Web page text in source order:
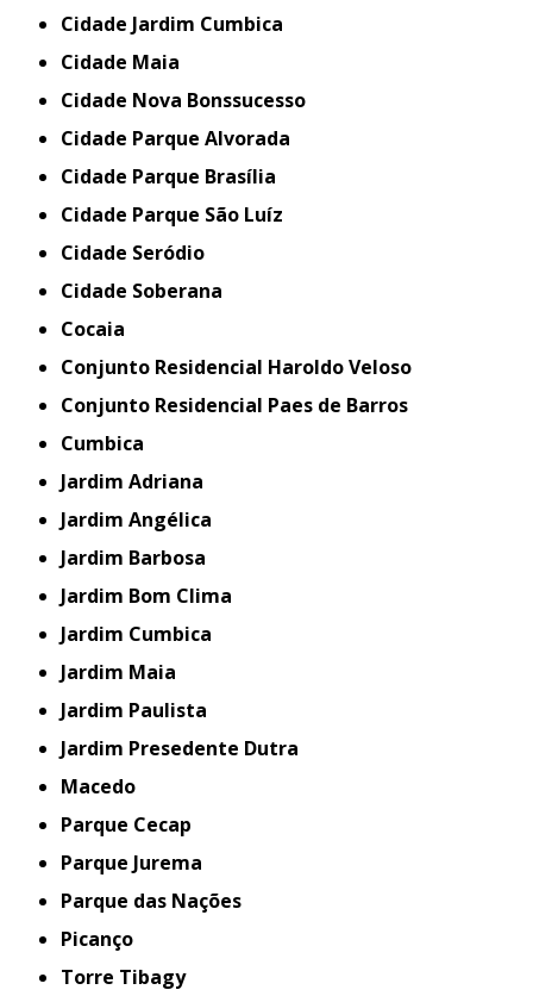
Cidade Jardim Cumbica
Cidade Maia
Cidade Nova Bonssucesso
Cidade Parque Alvorada
Cidade Parque Brasília
Cidade Parque São Luíz
Cidade Seródio
Cidade Soberana
Cocaia
Conjunto Residencial Haroldo Veloso
Conjunto Residencial Paes de Barros
Cumbica
Jardim Adriana
Jardim Angélica
Jardim Barbosa
Jardim Bom Clima
Jardim Cumbica
Jardim Maia
Jardim Paulista
Jardim Presedente Dutra
Macedo
Parque Cecap
Parque Jurema
Parque das Nações
Picanço
Torre Tibagy